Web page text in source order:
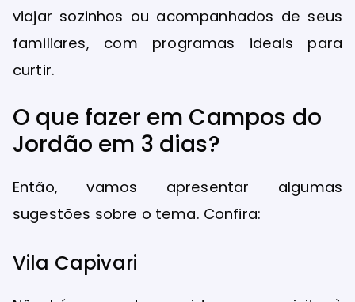
viajar sozinhos ou acompanhados de seus
familiares, com programas ideais para
curtir.
O que fazer em Campos do
Jordão em 3 dias?
Então, vamos apresentar algumas
sugestões sobre o tema. Confira:
Vila Capivari